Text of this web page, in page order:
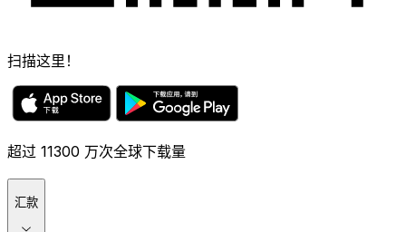
扫描这里！
超过 11300 万次全球下载量
汇款